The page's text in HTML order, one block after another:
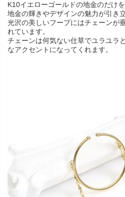
K10イエローゴールドの地金のだけ
地金の輝きやデザインの魅力が引き
光沢の美しいフープにはチェーンが
れています。
チェーンは何気ない仕草でユラユラ
なアクセントになってくれます。